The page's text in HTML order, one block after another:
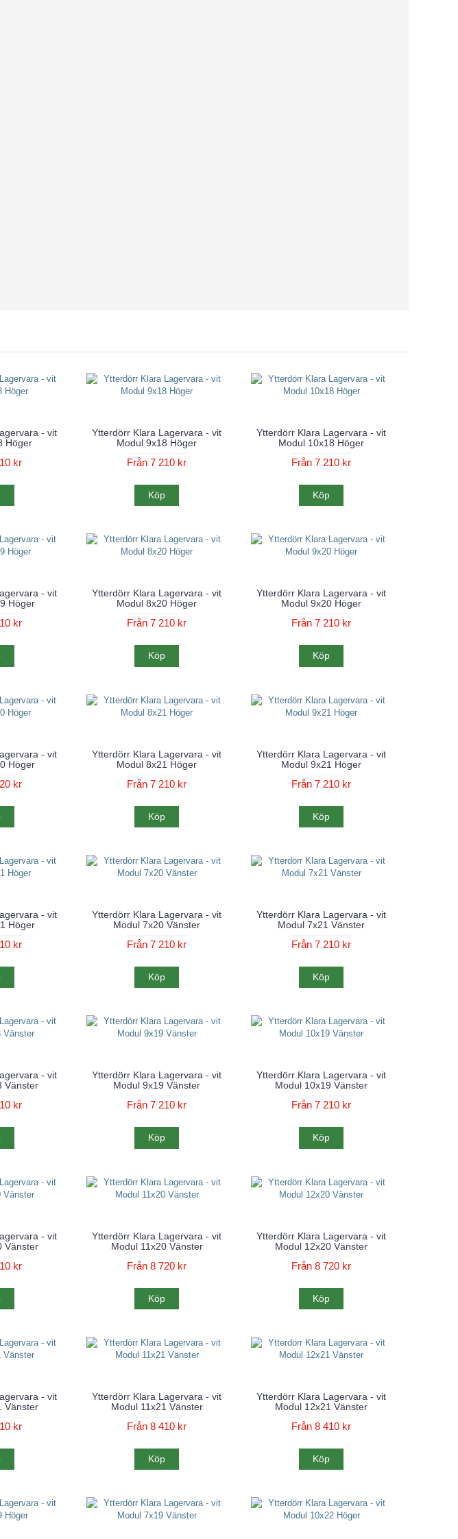
- vit
Höger
kr
Ytterdörr Klara Lagervara - vit
Modul 9x18 Höger
Från 7 210 kr
Köp
Ytterdörr Klara Lagervara - vit
Modul 10x18 Höger
Från 7 210 kr
Köp
- vit
Höger
kr
Ytterdörr Klara Lagervara - vit
Modul 8x20 Höger
Från 7 210 kr
Köp
Ytterdörr Klara Lagervara - vit
Modul 9x20 Höger
Från 7 210 kr
Köp
- vit
Höger
kr
Ytterdörr Klara Lagervara - vit
Modul 8x21 Höger
Från 7 210 kr
Köp
Ytterdörr Klara Lagervara - vit
Modul 9x21 Höger
Från 7 210 kr
Köp
- vit
Höger
kr
Ytterdörr Klara Lagervara - vit
Modul 7x20 Vänster
Från 7 210 kr
Köp
Ytterdörr Klara Lagervara - vit
Modul 7x21 Vänster
Från 7 210 kr
Köp
- vit
Vänster
kr
Ytterdörr Klara Lagervara - vit
Modul 9x19 Vänster
Från 7 210 kr
Köp
Ytterdörr Klara Lagervara - vit
Modul 10x19 Vänster
Från 7 210 kr
Köp
- vit
Vänster
kr
Ytterdörr Klara Lagervara - vit
Modul 11x20 Vänster
Från 8 720 kr
Köp
Ytterdörr Klara Lagervara - vit
Modul 12x20 Vänster
Från 8 720 kr
Köp
- vit
Vänster
kr
Ytterdörr Klara Lagervara - vit
Modul 11x21 Vänster
Från 8 410 kr
Köp
Ytterdörr Klara Lagervara - vit
Modul 12x21 Vänster
Från 8 410 kr
Köp